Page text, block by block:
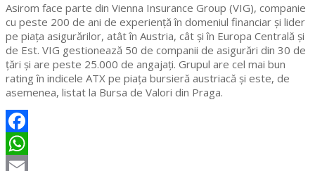
Asirom face parte din Vienna Insurance Group (VIG), companie
cu peste 200 de ani de experiență în domeniul financiar și lider
pe piața asigurărilor, atât în Austria, cât și în Europa Centrală și
de Est. VIG gestionează 50 de companii de asigurări din 30 de
țări și are peste 25.000 de angajați. Grupul are cel mai bun
rating în indicele ATX pe piața bursieră austriacă și este, de
asemenea, listat la Bursa de Valori din Praga.
Facebook
WhatsApp